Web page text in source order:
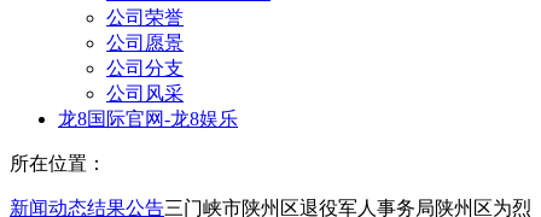
公司荣誉
公司愿景
公司分支
公司风采
龙8国际官网-龙8娱乐
所在位置：
新闻动态结果公告三门峡市陕州区退役军人事务局陕州区为烈